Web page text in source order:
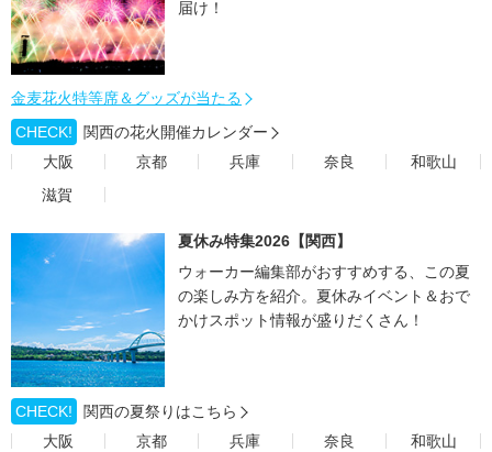
届け！
金麦花火特等席＆グッズが当たる
CHECK!
関西の花火開催カレンダー
大阪
京都 兵庫 奈良
和歌山
滋賀
夏休み特集2026【関西】
ウォーカー編集部がおすすめする、この夏
の楽しみ方を紹介。夏休みイベント＆おで
かけスポット情報が盛りだくさん！
CHECK!
関西の夏祭りはこちら
大阪
京都 兵庫 奈良
和歌山